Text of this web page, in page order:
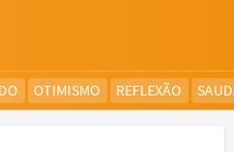
OTIMISMO REFLEXÃO